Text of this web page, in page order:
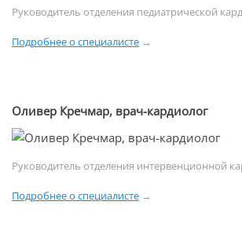
Руководитель отделения педиатрической
Подробнее о специалисте →
Оливер Кречмар, врач-кардиолог
Руководитель отделения интервенционной
Подробнее о специалисте →